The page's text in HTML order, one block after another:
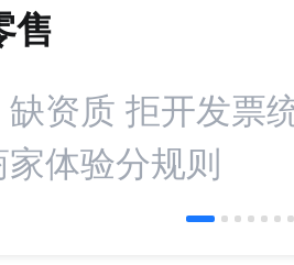
售
资质 拒开发票
体验分规则